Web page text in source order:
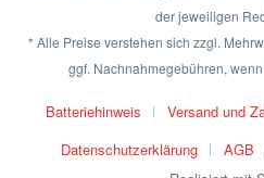
der jeweiligen
* Alle Preise verstehen sich zzgl.
ggf. Nachnahmegebühren,
Batteriehinweis
Versand und
Datenschutzerklärung
AGB